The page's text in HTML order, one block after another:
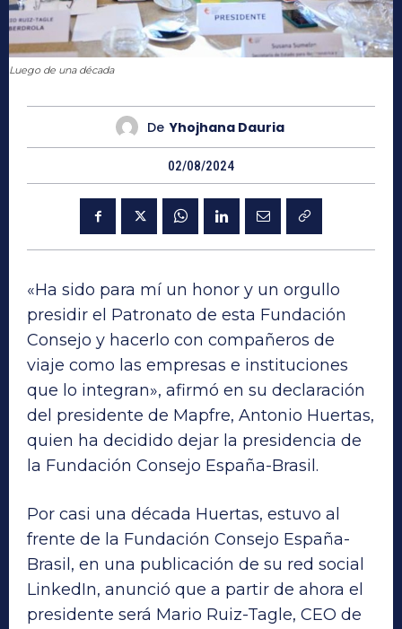
Luego de una década
De Yhojhana Dauria
02/08/2024
«Ha sido para mí un honor y un orgullo
presidir el Patronato de esta Fundación
Consejo y hacerlo con compañeros de
viaje como las empresas e instituciones
que lo integran», afirmó en su declaración
del presidente de Mapfre, Antonio Huertas,
quien ha decidido dejar la presidencia de
la Fundación Consejo España-Brasil.
Por casi una década Huertas, estuvo al
frente de la Fundación Consejo España-
Brasil, en una publicación de su red social
LinkedIn, anunció que a partir de ahora el
presidente será Mario Ruiz-Tagle, CEO de